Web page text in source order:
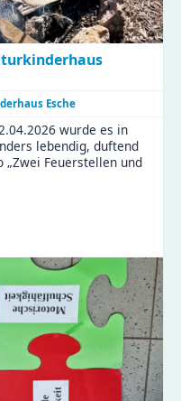
Esche
wurde es in
lebendig, duftend
„Zwei Feuerstellen und